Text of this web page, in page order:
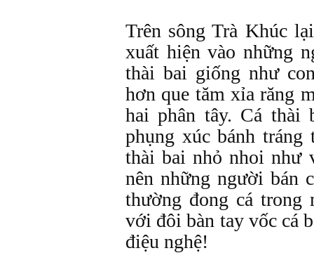
Trên sông Trà Khúc
xuất hiện vào những
thài bai giống như
hơn que tăm xỉa răng
hai phân tây. Cá thài
phụng xúc bánh tráng
thài bai nhỏ nhoi như
nên những người bán
thường đong cá trong
với đôi bàn tay vốc cá
điệu nghệ!